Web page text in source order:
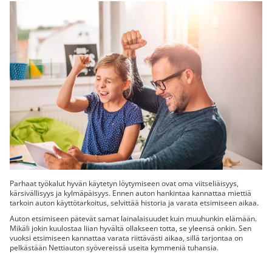
Parhaat työkalut hyvän käytetyn löytymiseen ovat oma viitseliäisyys,
kärsivällisyys ja kylmäpäisyys. Ennen auton hankintaa kannattaa miettiä
tarkoin auton käyttötarkoitus, selvittää historia ja varata etsimiseen aikaa.
Auton etsimiseen pätevät samat lainalaisuudet kuin muuhunkin elämään.
Mikäli jokin kuulostaa liian hyvältä ollakseen totta, se yleensä onkin. Sen
vuoksi etsimiseen kannattaa varata riittävästi aikaa, sillä tarjontaa on
pelkästään Nettiauton syövereissä useita kymmeniä tuhansia.